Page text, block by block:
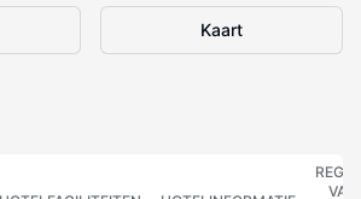
Kaart
VAN